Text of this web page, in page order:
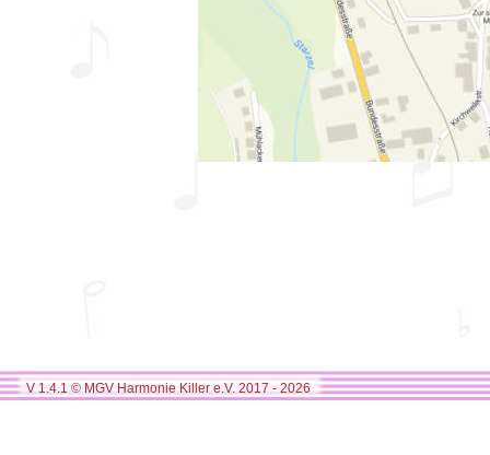
V 1.4.1 © MGV Harmonie Killer e.V. 2017 - 2026